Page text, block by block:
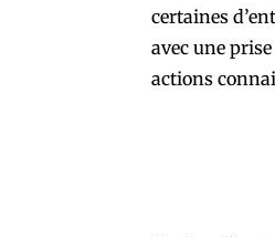
certaines
avec une
actions